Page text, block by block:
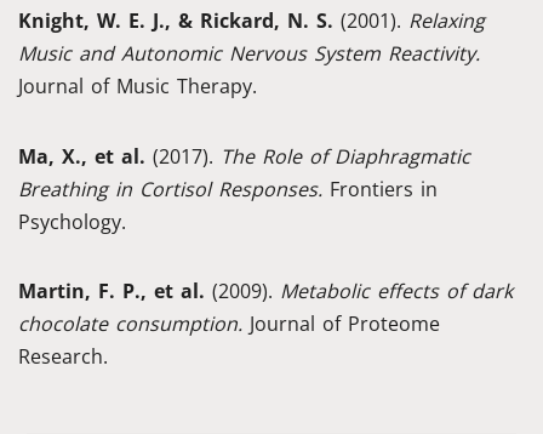
Knight, W. E. J., & Rickard, N. S. (2001). Relaxing
Music and Autonomic Nervous System Reactivity.
Journal of Music Therapy.
Ma, X., et al. (2017). The Role of Diaphragmatic
Breathing in Cortisol Responses. Frontiers in
Psychology.
Martin, F. P., et al. (2009). Metabolic effects of dark
chocolate consumption. Journal of Proteome
Research.